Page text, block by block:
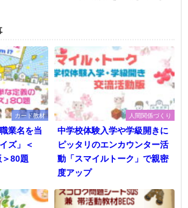
カード教材
業名を当
ズ」＜
80題
人間関係づくり
中学校体験入学や学級開きに
ピッタリのエンカウンター活
動「スマイルトーク」で親密
度アップ